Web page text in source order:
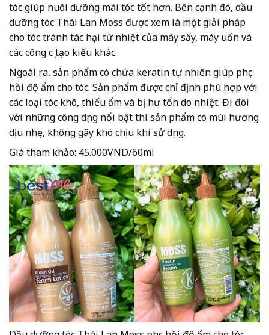
tóc giúp nuôi dưỡng mái tóc tốt hơn. Bên cạnh đó, dầu
dưỡng tóc Thái Lan Moss được xem là một giải pháp
cho tóc tránh tác hại từ nhiệt của máy sấy, máy uốn và
các công cụ tạo kiểu khác.
Ngoài ra, sản phẩm có chứa keratin tự nhiên giúp phục
hồi độ ẩm cho tóc. Sản phẩm được chỉ định phù hợp với
các loại tóc khô, thiếu ẩm và bị hư tổn do nhiệt. Đi đôi
với những công dụng nổi bật thì sản phẩm có mùi hương
dịu nhẹ, không gây khó chịu khi sử dụng.
Giá tham khảo: 45.000VND/60ml